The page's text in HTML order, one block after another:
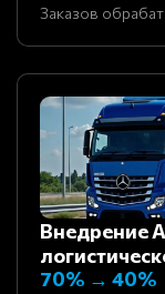
Заказов
Внедрение
70% → 40%